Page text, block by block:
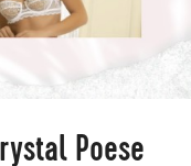
Poese